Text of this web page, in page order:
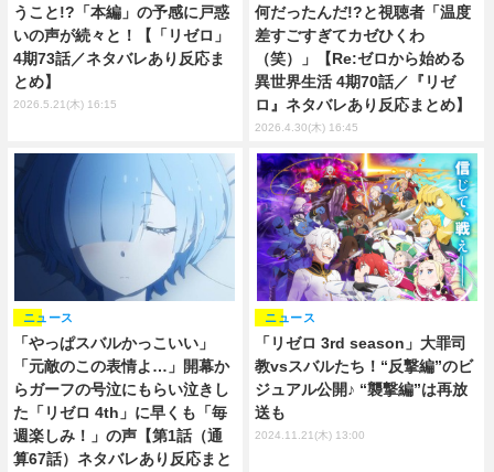
うこと!?「本編」の予感に戸惑
いの声が続々と！【「リゼロ」
4期73話／ネタバレあり反応ま
とめ】
2026.5.21(木) 16:15
何だったんだ!?と視聴者「温度
差すごすぎてカゼひくわ
（笑）」【Re:ゼロから始める
異世界生活 4期70話／『リゼ
ロ』ネタバレあり反応まとめ】
2026.4.30(木) 16:45
「やっぱスバルかっこいい」
「元敵のこの表情よ…」開幕か
らガーフの号泣にもらい泣きし
た「リゼロ 4th」に早くも「毎
週楽しみ！」の声【第1話（通
算67話）ネタバレあり反応まと
ニュース
「リゼロ 3rd season」大罪司
教vsスバルたち！“反撃編”のビ
ジュアル公開♪ “襲撃編”は再放
送も
ニュース
2024.11.21(木) 13:00